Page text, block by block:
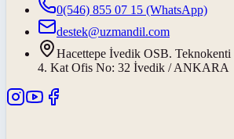
0(546) 855 07 15 (WhatsApp)
destek@uzmandil.com
Hacettepe İvedik OSB.
4. Kat Ofis No: 32 İvedik / ANKARA